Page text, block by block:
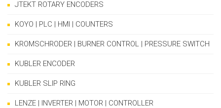
JTEKT ROTARY ENCODERS
KOYO | PLC | HMI | COUNTERS
KROMSCHRODER | BURNER CONTROL | PRESSURE SWITCH
KUBLER ENCODER
KUBLER SLIP RING
LENZE | INVERTER | MOTOR | CONTROLLER